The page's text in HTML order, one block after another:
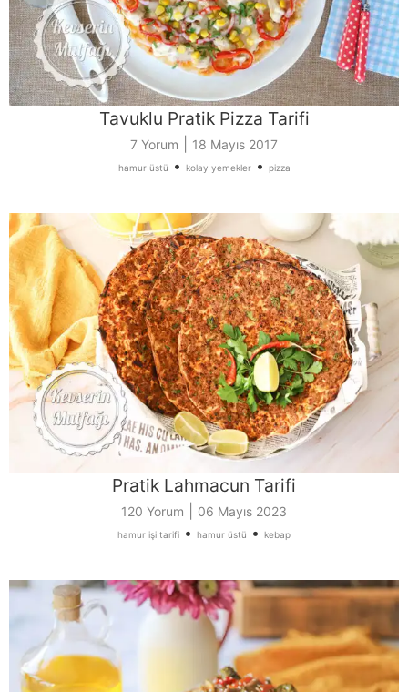
Tavuklu Pratik Pizza Tarifi
7 Yorum 18 Mayıs 2017
hamur üstü • kolay yemekler• pizza
Pratik Lahmacun Tarifi
120 Yorum 06 Mayıs 2023
hamur işi tarifi • hamur üstü • kebap